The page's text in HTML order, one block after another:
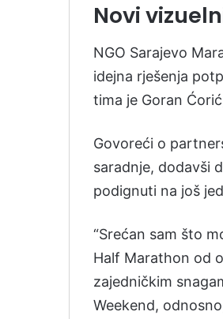
Novi
NGO Sarajevo
idejna rješenja
tima je Goran
Govoreći o
saradnje, dodavši
podignuti na još
“Srećan sam što
Half Marathon od
zajedničkim
Weekend,